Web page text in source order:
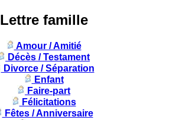
Lettre famille
Amour / Amitié
Décès / Testament
Divorce / Séparation
Enfant
Faire-part
Félicitations
Fêtes / Anniversaire